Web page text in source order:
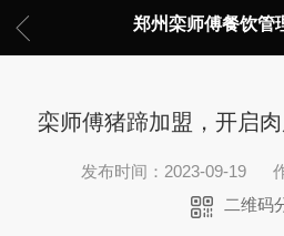
郑州栾师傅餐饮管
栾师傅猪蹄加盟，开启
发布时间：2023-09-19
二维码